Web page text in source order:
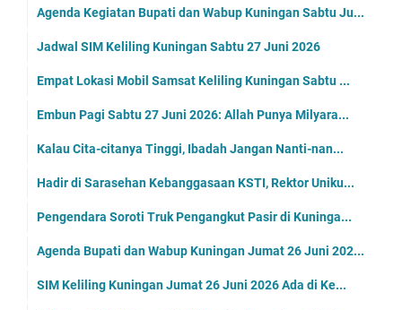
Agenda Kegiatan Bupati dan Wabup Kuningan Sabtu Ju...
Jadwal SIM Keliling Kuningan Sabtu 27 Juni 2026
Empat Lokasi Mobil Samsat Keliling Kuningan Sabtu ...
Embun Pagi Sabtu 27 Juni 2026: Allah Punya Milyara...
Kalau Cita-citanya Tinggi, Ibadah Jangan Nanti-nan...
Hadir di Sarasehan Kebanggasaan KSTI, Rektor Uniku...
Pengendara Soroti Truk Pengangkut Pasir di Kuninga...
Agenda Bupati dan Wabup Kuningan Jumat 26 Juni 202...
SIM Keliling Kuningan Jumat 26 Juni 2026 Ada di Ke...